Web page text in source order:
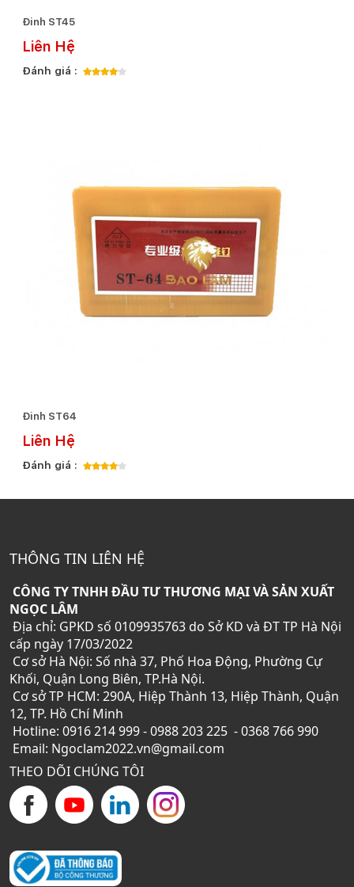
Đinh ST45
Liên Hệ
Đánh giá :
Đinh ST64
Liên Hệ
Đánh giá :
THÔNG TIN LIÊN HỆ
CÔNG TY TNHH ĐẦU TƯ THƯƠNG MẠI VÀ SẢN XUẤT
NGỌC LÂM
Địa chỉ: GPKD số 0109935763 do Sở KD và ĐT TP Hà Nội
cấp ngày 17/03/2022
Cơ sở Hà Nội: Số nhà 37, Phố Hoa Động, Phường Cự
Khối, Quận Long Biên, TP.Hà Nội.
Cơ sở TP HCM: 290A, Hiệp Thành 13, Hiệp Thành, Quận
12, TP. Hồ Chí Minh
Hotline: 0916 214 999 - 0988 203 225 - 0368 766 990
Email: Ngoclam2022.vn@gmail.com
THEO DÕI CHÚNG TÔI